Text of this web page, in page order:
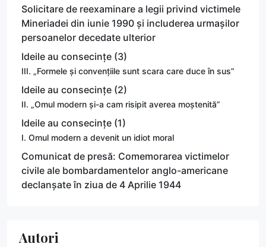
Solicitare de reexaminare a legii privind victimele
Mineriadei din iunie 1990 și includerea urmașilor
persoanelor decedate ulterior
Ideile au consecințe (3)
III. „Formele și convențiile sunt scara care duce în sus”
Ideile au consecințe (2)
II. „Omul modern și-a cam risipit averea moștenită”
Ideile au consecințe (1)
I. Omul modern a devenit un idiot moral
Comunicat de presă: Comemorarea victimelor
civile ale bombardamentelor anglo-americane
declanșate în ziua de 4 Aprilie 1944
Autori